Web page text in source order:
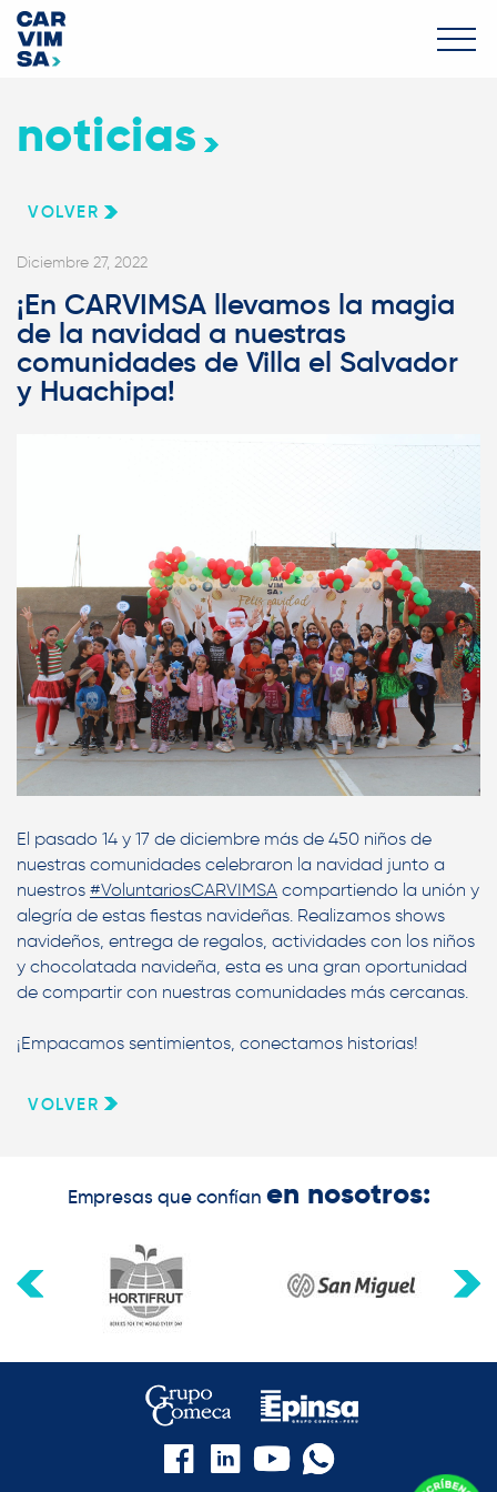
noticias
VOLVER
Diciembre 27, 2022
¡En CARVIMSA llevamos la magia
de la navidad a nuestras
comunidades de Villa el Salvador
y Huachipa!
El pasado 14 y 17 de diciembre más de 450 niños de
nuestras comunidades celebraron la navidad junto a
nuestros #VoluntariosCARVIMSA compartiendo la unión y
alegría de estas fiestas navideñas. Realizamos shows
navideños, entrega de regalos, actividades con los niños
y chocolatada navideña, esta es una gran oportunidad
de compartir con nuestras comunidades más cercanas.
¡Empacamos sentimientos, conectamos historias!
VOLVER
Empresas que confían en nosotros: